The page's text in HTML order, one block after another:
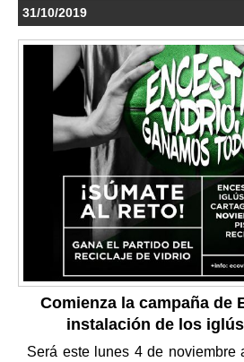
31/10/2019
Comienza la campaña de
instalación de los
Será este lunes 4 de noviembre